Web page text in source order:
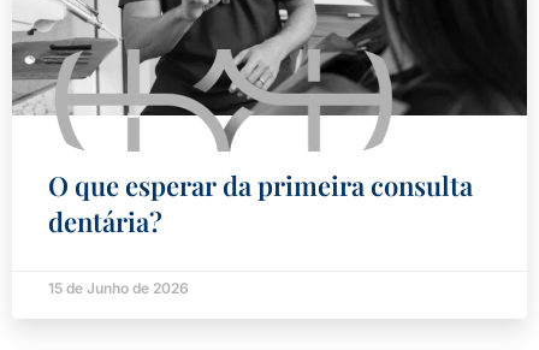
O que esperar da primeira consulta
dentária?
15 de Junho de 2026